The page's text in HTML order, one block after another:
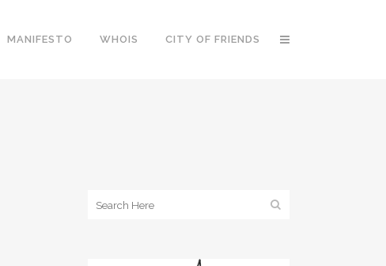
MANIFESTO WHOIS CITY OF FRIENDS